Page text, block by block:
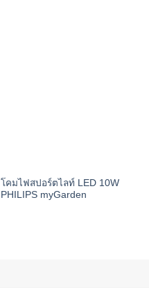
โคมไฟสปอร์ตไลท์ LED 10W
PHILIPS myGarden